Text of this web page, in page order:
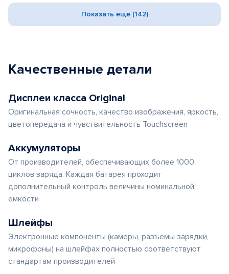
Показать еще (142)
Качественные детали
Дисплеи класса Original
Оригинальная сочность, качество изображения, яркость,
цветопередача и чувствительность Touchscreen
Аккумуляторы
От производителей, обеспечивающих более 1000
циклов заряда. Каждая батарея проходит
дополнительный контроль величины номинальной
емкости
Шлейфы
Электронные компоненты (камеры, разъемы зарядки,
микрофоны) на шлейфах полностью соответствуют
стандартам производителей